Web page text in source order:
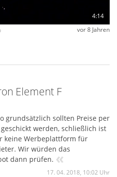
4:14
vor 8 Jahren
Element F
grundsätzlich sollten Preise per
werden, schließlich ist
keine Werbeplattform für
Wir würden das
dann prüfen. «
17. 04. 2018, 10:02 Uhr